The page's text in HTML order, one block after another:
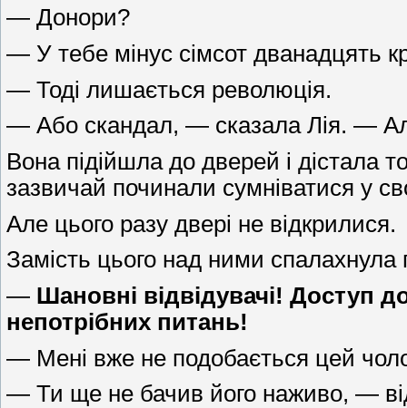
— Донори?
— У тебе мінус сімсот дванадцять
— Тоді лишається революція.
— Або скандал, — сказала Лія. —
Вона підійшла до дверей і дістала
зазвичай починали сумніватися у
Але цього разу двері не відкрилися.
Замість цього над ними спалахнула
— Шановні відвідувачі! Доступ
непотрібних питань!
— Мені вже не подобається цей
— Ти ще не бачив його наживо, —